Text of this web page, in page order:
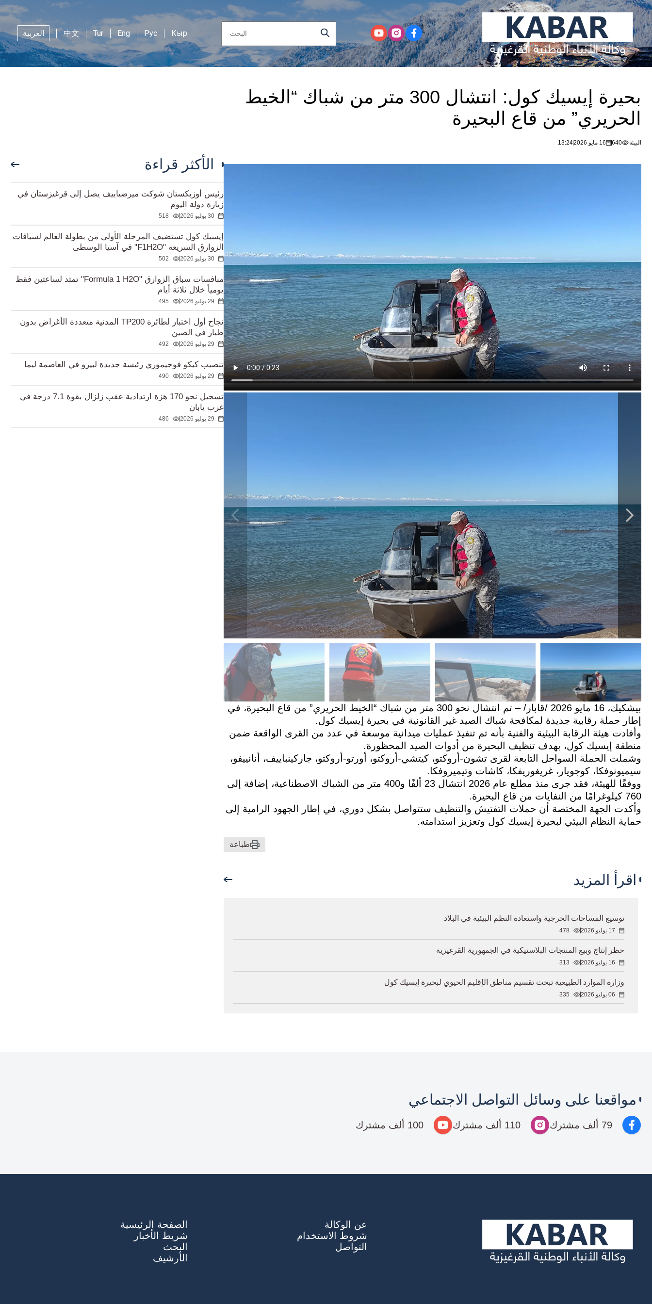
Кыр
Рус
Eng
Tur
中文 العربية
بحيرة إيسيك كول: انتشال 300 متر من شباك “الخيط
الحريري” من قاع البحيرة
البيئة 640 16 مايو 2026 13:24
بيشكيك، 16 مايو 2026 /قابار/ – تم انتشال نحو 300 متر من شباك “الخيط الحريري” من قاع البحيرة، في
إطار حملة رقابية جديدة لمكافحة شباك الصيد غير القانونية في بحيرة إيسيك كول.
وأفادت هيئة الرقابة البيئية والفنية بأنه تم تنفيذ عمليات ميدانية موسعة في عدد من القرى الواقعة ضمن
منطقة إيسيك كول، بهدف تنظيف البحيرة من أدوات الصيد المحظورة.
وشملت الحملة السواحل التابعة لقرى تشون-أروكتو، كيتشي-أروكتو، أورتو-أروكتو، جاركينباييف، أنانييفو،
سيميونوفكا، كوجويار، غريغوريفكا، كاشات وتيميروفكا.
ووفقًا للهيئة، فقد جرى منذ مطلع عام 2026 انتشال 23 ألفًا و400 متر من الشباك الاصطناعية، إضافة إلى
760 كيلوغرامًا من النفايات من قاع البحيرة.
وأكدت الجهة المختصة أن حملات التفتيش والتنظيف ستتواصل بشكل دوري، في إطار الجهود الرامية إلى
حماية النظام البيئي لبحيرة إيسيك كول وتعزيز استدامته.
طباعة
الأكثر قراءة
رئيس أوزبكستان شوكت ميرضياييف يصل إلى قرغيزستان في
زيارة دولة اليوم
30 يوليو 2026 518
إيسيك كول تستضيف المرحلة الأولى من بطولة العالم لسباقات
الزوارق السريعة "F1H2O" في آسيا الوسطى
30 يوليو 2026 502
منافسات سباق الزوارق "Formula 1 H2O" تمتد لساعتين فقط
يومياً خلال ثلاثة أيام
29 يوليو 2026 495
نجاح أول اختبار لطائرة TP200 المدنية متعددة الأغراض بدون
طيار في الصين
29 يوليو 2026 492
تنصيب كيكو فوجيموري رئيسة جديدة لبيرو في العاصمة ليما
29 يوليو 2026 490
تسجيل نحو 170 هزة ارتدادية عقب زلزال بقوة 7.1 درجة في
غرب يابان
29 يوليو 2026 486
اقرأ المزيد
توسيع المساحات الحرجية واستعادة النظم البيئية في البلاد
17 يوليو 2026 478
حظر إنتاج وبيع المنتجات البلاستيكية في الجمهورية القرغيزية
16 يوليو 2026 313
وزارة الموارد الطبيعية تبحث تقسيم مناطق الإقليم الحيوي لبحيرة إيسيك كول
06 يوليو 2026 335
مواقعنا على وسائل التواصل الاجتماعي
79 ألف مشترك 110 ألف مشترك 100 ألف مشترك
عن الوكالة
شروط الاستخدام
التواصل
الصفحة الرئيسية
شريط الأخبار
البحث
الأرشيف